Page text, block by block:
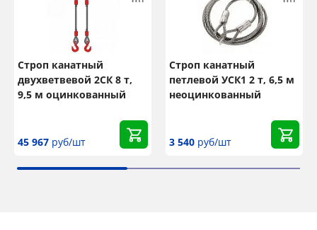
Строп канатный
двухветвевой 2СК 8 т,
9,5 м оцинкованный
45 967 руб/шт
Строп канатный
петлевой УСК1 2 т, 6,5 м
неоцинкованный
3 540 руб/шт